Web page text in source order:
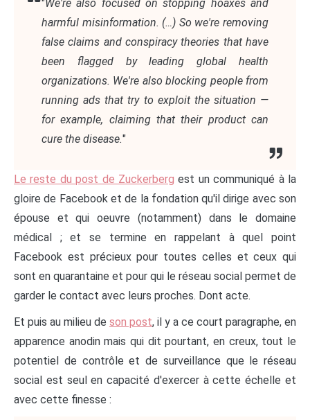
"We're also focused on stopping hoaxes and
harmful misinformation. (…) So we're removing
false claims and conspiracy theories that have
been flagged by leading global health
organizations. We're also blocking people from
running ads that try to exploit the situation —
for example, claiming that their product can
cure the disease."
Le reste du post de Zuckerberg est un communiqué à la
gloire de Facebook et de la fondation qu'il dirige avec son
épouse et qui oeuvre (notamment) dans le domaine
médical ; et se termine en rappelant à quel point
Facebook est précieux pour toutes celles et ceux qui
sont en quarantaine et pour qui le réseau social permet de
garder le contact avec leurs proches. Dont acte.
Et puis au milieu de son post, il y a ce court paragraphe, en
apparence anodin mais qui dit pourtant, en creux, tout le
potentiel de contrôle et de surveillance que le réseau
social est seul en capacité d'exercer à cette échelle et
avec cette finesse :